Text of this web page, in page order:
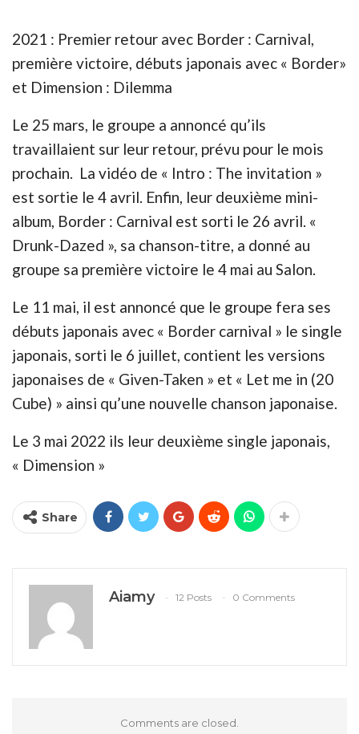
2021 : Premier retour avec Border : Carnival,
première victoire, débuts japonais avec « Border»
et Dimension : Dilemma
Le 25 mars, le groupe a annoncé qu’ils
travaillaient sur leur retour, prévu pour le mois
prochain. La vidéo de « Intro : The invitation »
est sortie le 4 avril. Enfin, leur deuxième mini-
album, Border : Carnival est sorti le 26 avril. «
Drunk-Dazed », sa chanson-titre, a donné au
groupe sa première victoire le 4 mai au Salon.
Le 11 mai, il est annoncé que le groupe fera ses
débuts japonais avec « Border carnival » le single
japonais, sorti le 6 juillet, contient les versions
japonaises de « Given-Taken » et « Let me in (20
Cube) » ainsi qu’une nouvelle chanson japonaise.
Le 3 mai 2022 ils leur deuxième single japonais,
« Dimension »
Share
Aiamy 12 Posts 0 Comments
Comments are closed.